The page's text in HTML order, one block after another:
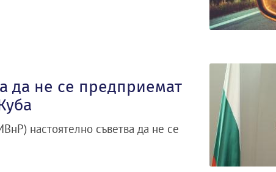
да не се предприемат
настоятелно съветва да не се